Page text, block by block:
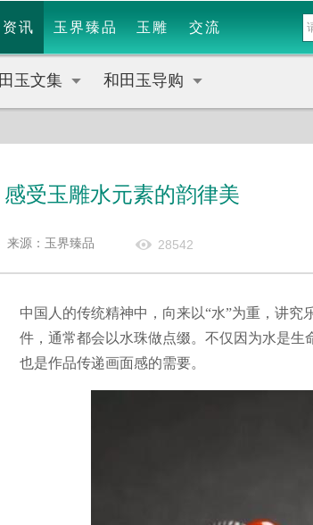
资讯 玉界臻品 玉雕 交流
玉文集 和田玉导购
感受玉雕水元素的韵律美
来源：玉界臻品 28542
中国人的传统精神中，向来以“水”为重，讲
件，通常都会以水珠做点缀。不仅因为水是
也是作品传递画面感的需要。